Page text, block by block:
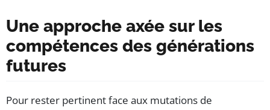
Une approche axée sur les
compétences des générations
futures
Pour rester pertinent face aux mutations de